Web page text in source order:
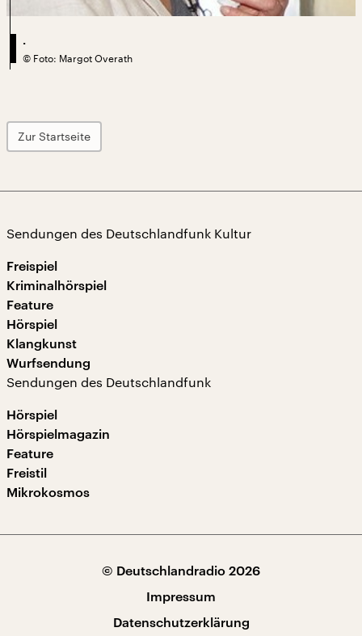
.
© Foto: Margot Overath
Zur Startseite
Sendungen des Deutschlandfunk Kultur
Freispiel
Kriminalhörspiel
Feature
Hörspiel
Klangkunst
Wurfsendung
Sendungen des Deutschlandfunk
Hörspiel
Hörspielmagazin
Feature
Freistil
Mikrokosmos
© Deutschlandradio 2026
Impressum
Datenschutzerklärung